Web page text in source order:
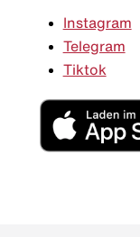
Instagram
Telegram
Tiktok